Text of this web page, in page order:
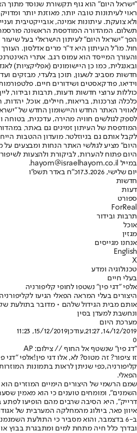
"ישראל היום" הוא גוף תקשורת שנוסד מתוך
ראוי לעיתונות טובה יותר, מאוזנת יותר
ולא צועקת. עיתונות אמינה, אובייקטיבית
הפך "ישראל היום" לעיתון הישראלי בעל
חול. מו"ל העיתון היא ד"ר מרים אדלסון.
והעורך המייסד הוא עמוס רגב. אתרי
חדשות מסביב לשעון, תוכן בלעדי, מבזקים
וידיאו, פודקאסטים ושידורים חיים.
כוללות ערוצי חדשות ודעות, תרבות ובידור,
לאוויר האתר החדש והיישומון החדש של
לספק לגולשים חוויה מהירה, עדכנית, בטוחה
המודפסת של העיתון זמינים גם באתר,
לקבל אותם גם בניוזלטר. מועדון ההטבות
היום" מציע לגולשי האתר הנחות ומבצעים על
היום פתוח להערות, לביקורת ולהצעות
במייל hayom@israelhayom.co.il.
יום שלישי, 17.3.2026
כ"ח באדר תשפ"ו
חדשות
דעות
ספורט
ForReal
תרבות ובידור
אוכל
מגזין
אנחנו מגייסים
English
X
טכנולוגיה ומדע
בעלי חיים
אלפי "דגי פין" נשטפו לחופי קליפורניה
היצורים בעלי המראה הפאלי הגיעו
ונחשבת למעדן בסין
מערכת היום
14/12/2019, 21:27
,עודכן15/12/2019, 11:23
0
"דג פין" שנשטף אל החוף // צילום: AP
זו ציפור? זה מטוס? לא, אלו דגי פין!אלפי "דגי
קליפורניה,כפי שניתן לראות בתמונות
הפאלי.
שמם הרשמי של היצורים הימיים המוזרים הוא
השמנים", ומומחים טוענים כי הוא מאמין
דרייק", היא הסיבה שרבים מהם הופיעו לפתע
איוון פאר, ביולוג מהמחלקה המערבית של
ובדרך כלל חיה מתחת למים ומתבגרת בבוץ